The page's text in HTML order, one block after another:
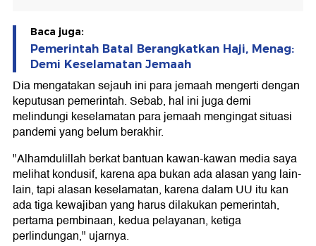
Baca juga:
Pemerintah Batal Berangkatkan Haji, Menag:
Demi Keselamatan Jemaah
Dia mengatakan sejauh ini para jemaah mengerti dengan
keputusan pemerintah. Sebab, hal ini juga demi
melindungi keselamatan para jemaah mengingat situasi
pandemi yang belum berakhir.
"Alhamdulillah berkat bantuan kawan-kawan media saya
melihat kondusif, karena apa bukan ada alasan yang lain-
lain, tapi alasan keselamatan, karena dalam UU itu kan
ada tiga kewajiban yang harus dilakukan pemerintah,
pertama pembinaan, kedua pelayanan, ketiga
perlindungan," ujarnya.